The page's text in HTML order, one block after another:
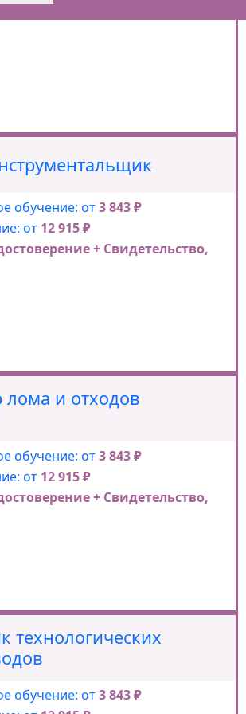
+ Свидетельство,
обучение: от3 843 ₽
от 12 915 ₽
+ Свидетельство,
лома и отходов
обучение: от3 843 ₽
от 12 915 ₽
+ Свидетельство,
технологических
обучение: от3 843 ₽